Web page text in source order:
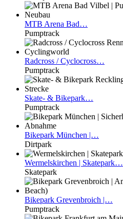
MTB Arena Bad…
Pumptrack
Radcross / Cyclocross…
Pumptrack
Skate- & Bikepark…
Pumptrack
Bikepark München |…
Dirtpark
Wermelskirchen | Skatepark…
Skatepark
Bikepark Grevenbroich |…
Pumptrack